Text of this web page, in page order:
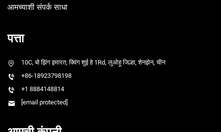
आमच्याशी संपर्क साधा
पत्ता
10C, बो झिंग इमारत, क्विंग शुई हे 1Rd, लुओहू जिल्हा, शेनझेन, चीन
+86-18923798198
+1 8884148814
[email protected]